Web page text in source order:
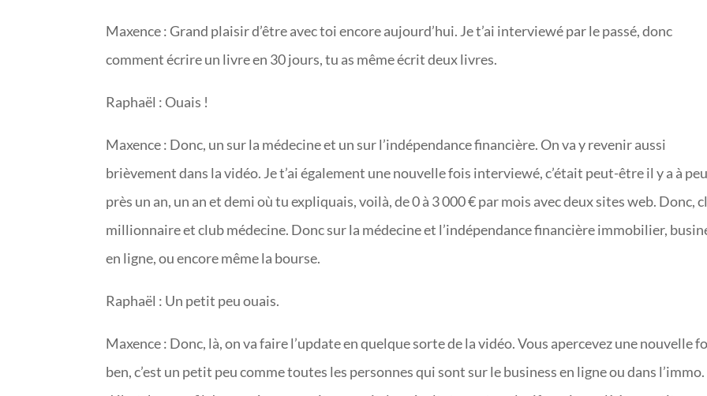
Maxence : Grand plaisir d’être avec toi encore aujourd’hui. Je t’ai interviewé par le passé, donc
comment écrire un livre en 30 jours, tu as même écrit deux livres.
Raphaël : Ouais !
Maxence : Donc, un sur la médecine et un sur l’indépendance financière. On va y revenir aussi
brièvement dans la vidéo. Je t’ai également une nouvelle fois interviewé, c’était peut-être il y a à
près un an, un an et demi où tu expliquais, voilà, de 0 à 3 000 € par mois avec deux sites web. Donc,
millionnaire et club médecine. Donc sur la médecine et l’indépendance financière immobilier,
en ligne, ou encore même la bourse.
Raphaël : Un petit peu ouais.
Maxence : Donc, là, on va faire l’update en quelque sorte de la vidéo. Vous apercevez une nouvelle
ben, c’est un petit peu comme toutes les personnes qui sont sur le business en ligne ou dans